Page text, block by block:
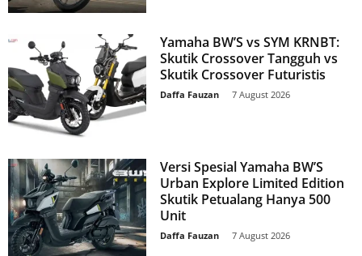
Yamaha BW’S vs SYM KRNBT:
Skutik Crossover Tangguh vs
Skutik Crossover Futuristis
Daffa Fauzan 7 August 2026
Versi Spesial Yamaha BW’S
Urban Explore Limited Edition
Skutik Petualang Hanya 500
Unit
Daffa Fauzan 7 August 2026